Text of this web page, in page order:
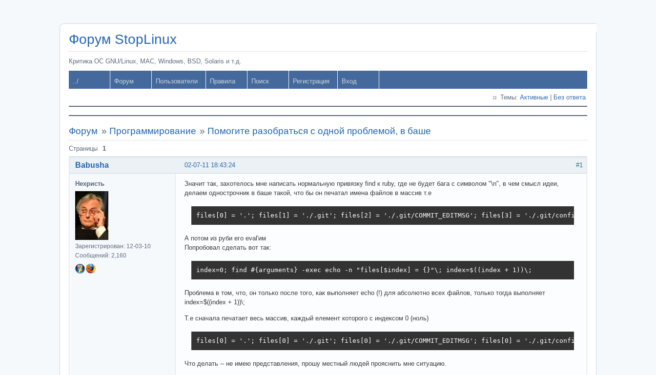
Форум StopLinux
Критика ОС GNU/Linux, MAC, Windows, BSD, Solaris и т.д.
../ Форум Пользователи Правила Поиск Регистрация Вход
Темы: Активные Без ответа
Форум » Программирование » Помогите разобраться с одной проблемой, в баше
Страницы 1
#1
02-07-11 18:43:24
Babusha
Нехристь
Зарегистрирован: 12-03-10
Сообщений: 2,160
Значит так, захотелось мне написать нормальную привязку find к ruby, где не будет бага с символом "\n", в чем смысл идеи,
делаем однострочник в баше такой, что бы он печатал имена файлов в массив т.е
files[0] = '.'; files[1] = './.git'; files[2] = './.git/COMMIT_EDITMSG'; files[3] = './.git/config';
А потом из руби его eval'им
Попробовал сделать вот так:
index=0; find #{arguments} -exec echo -n "files[$index] = {}"\; index=$((index + 1))\;
Проблема в том, что, он только после того, как выполняет echo (!) для абсолютно всех файлов, только тогда выполняет
index=$((index + 1))\;
Т.е сначала печатает весь массив, каждый елемент которого с индексом 0 (ноль)
files[0] = '.'; files[0] = './.git'; files[0] = './.git/COMMIT_EDITMSG'; files[0] = './.git/config';
Что делать -- не имею представления, прошу местный людей прояснить мне ситуацию.